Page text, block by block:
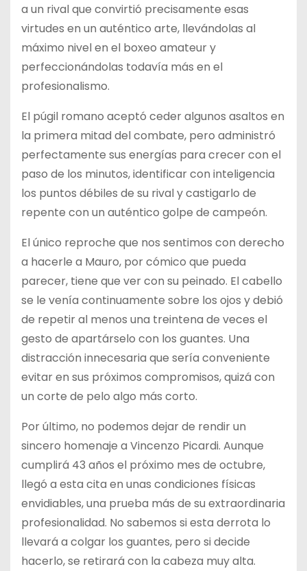
a un rival que convirtió precisamente esas
virtudes en un auténtico arte, llevándolas al
máximo nivel en el boxeo amateur y
perfeccionándolas todavía más en el
profesionalismo.
El púgil romano aceptó ceder algunos asaltos en
la primera mitad del combate, pero administró
perfectamente sus energías para crecer con el
paso de los minutos, identificar con inteligencia
los puntos débiles de su rival y castigarlo de
repente con un auténtico golpe de campeón.
El único reproche que nos sentimos con derecho
a hacerle a Mauro, por cómico que pueda
parecer, tiene que ver con su peinado. El cabello
se le venía continuamente sobre los ojos y debió
de repetir al menos una treintena de veces el
gesto de apartárselo con los guantes. Una
distracción innecesaria que sería conveniente
evitar en sus próximos compromisos, quizá con
un corte de pelo algo más corto.
Por último, no podemos dejar de rendir un
sincero homenaje a Vincenzo Picardi. Aunque
cumplirá 43 años el próximo mes de octubre,
llegó a esta cita en unas condiciones físicas
envidiables, una prueba más de su extraordinaria
profesionalidad. No sabemos si esta derrota lo
llevará a colgar los guantes, pero si decide
hacerlo, se retirará con la cabeza muy alta.